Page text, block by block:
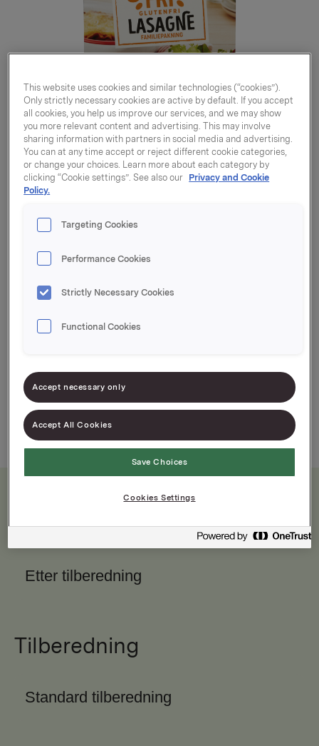
Lasagne glutenfri 325g
TORO Fri Lasagne er den glutenfrie utgaven av
en enkel og kjempegod middag.
325g 284g
Næringsinnhold
Etter tilberedning
Tilberedning
Standard tilberedning
This website uses cookies and similar technologies (“cookies”).
Only strictly necessary cookies are active by default. If you accept
all cookies, you help us improve our services, and we may show
you more relevant content and advertising. This may involve
sharing information with partners in social media and advertising.
You can at any time accept or reject different cookie categories,
or change your choices. Learn more about each category by
clicking “Cookie settings”. See also our Privacy and Cookie
Policy.
Targeting Cookies
Performance Cookies
Strictly Necessary Cookies
Functional Cookies
Accept necessary only
Accept All Cookies
Save Choices
Cookies Settings